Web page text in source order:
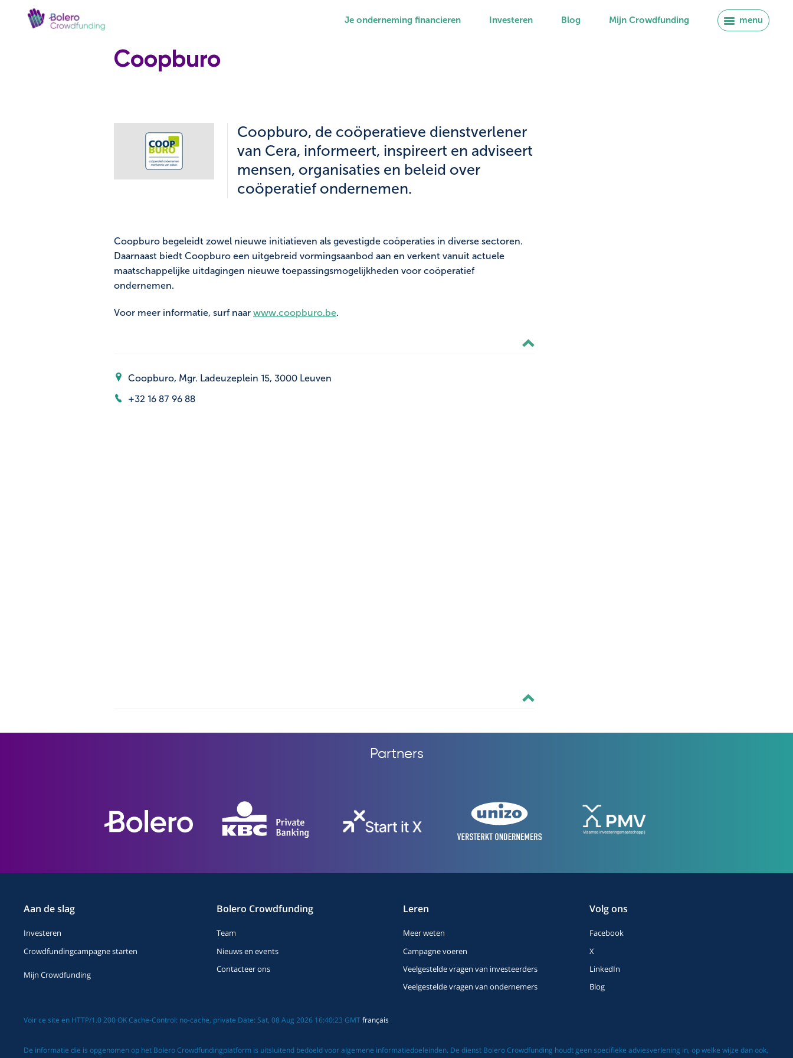
Je onderneming financieren Investeren Blog Mijn Crowdfunding menu
Coopburo
Coopburo, de coöperatieve dienstverlener
van Cera, informeert, inspireert en adviseert
mensen, organisaties en beleid over
coöperatief ondernemen.
Coopburo begeleidt zowel nieuwe initiatieven als gevestigde coöperaties in diverse sectoren.
Daarnaast biedt Coopburo een uitgebreid vormingsaanbod aan en verkent vanuit actuele
maatschappelijke uitdagingen nieuwe toepassingsmogelijkheden voor coöperatief
ondernemen.
Voor meer informatie, surf naar www.coopburo.be.
Coopburo, Mgr. Ladeuzeplein 15, 3000 Leuven
+32 16 87 96 88
Partners
Aan de slag
Investeren
Crowdfundingcampagne starten
Mijn Crowdfunding
Bolero Crowdfunding
Team
Nieuws en events
Contacteer ons
Leren
Meer weten
Campagne voeren
Veelgestelde vragen van investeerders
Veelgestelde vragen van ondernemers
Volg ons
Facebook
X
LinkedIn
Blog
Voir ce site en HTTP/1.0 200 OK Cache-Control: no-cache, private Date: Sat, 08 Aug 2026 16:40:23 GMTfrançais
De informatie die is opgenomen op het Bolero Crowdfundingplatform is uitsluitend bedoeld voor algemene informatiedoeleinden. De dienst Bolero Crowdfunding houdt geen specifieke adviesverlening in, op welke wijze dan ook,